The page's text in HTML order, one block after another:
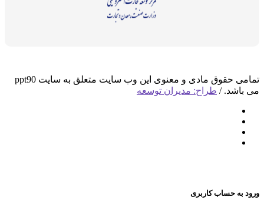
تمامی حقوق مادی و معنوی این وب سایت متعلق به سایت ppt90
می باشد. / طراح: مدیران توسعه
ورود به حساب کاربری